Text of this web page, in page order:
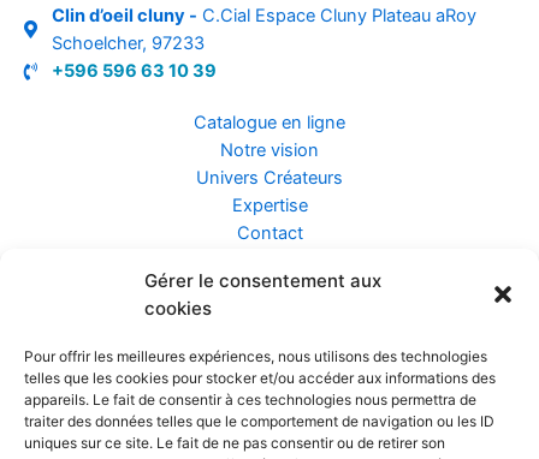
Gérer le consentement aux
cookies
Pour offrir les meilleures expériences, nous utilisons des technologies
telles que les cookies pour stocker et/ou accéder aux informations des
appareils. Le fait de consentir à ces technologies nous permettra de
traiter des données telles que le comportement de navigation ou les ID
uniques sur ce site. Le fait de ne pas consentir ou de retirer son
Clin d’oeil cluny - C.Cial Espace Cluny Plateau aRoy
Schoelcher, 97233
+596 596 63 10 39
Catalogue en ligne
Notre vision
Univers Créateurs
Expertise
Contact
Assurance ZEN
Confidentialité et Données
Conditions Générales de Vente